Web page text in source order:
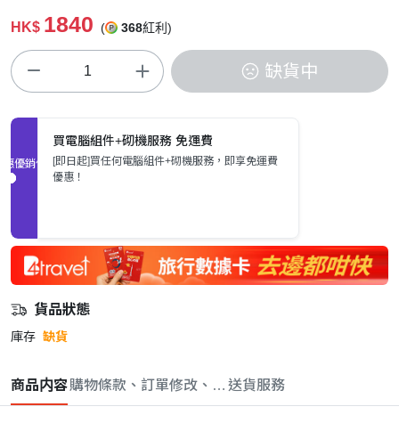
HK$ 1840 ( 368紅利)
缺貨中
促銷優惠
買電腦組件+砌機服務 免運費
[即日起]買任何電腦組件+砌機服務，即享免運費
優惠！
貨品狀態
庫存 缺貨
商品内容購物條款、訂單修改、取消與退款政策
送貨服務